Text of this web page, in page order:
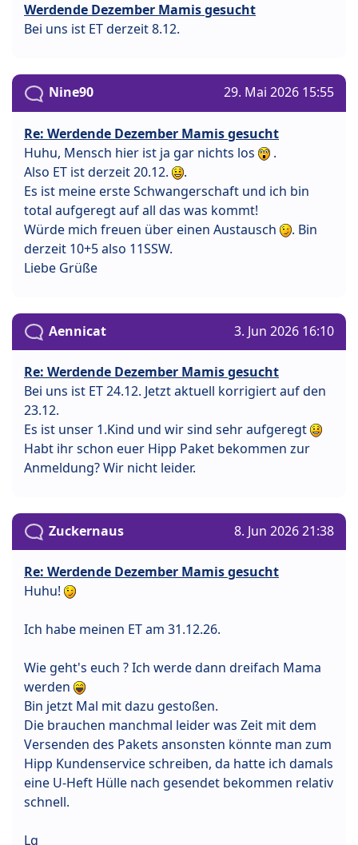
Werdende Dezember Mamis gesucht
Bei uns ist ET derzeit 8.12.
Nine90 29. Mai 2026 15:55
Re: Werdende Dezember Mamis gesucht
Huhu, Mensch hier ist ja gar nichts los
.
Also ET ist derzeit 20.12.
.
Es ist meine erste Schwangerschaft und ich bin
total aufgeregt auf all das was kommt!
Würde mich freuen über einen Austausch
. Bin
derzeit 10+5 also 11SSW.
Liebe Grüße
Aennicat 3. Jun 2026 16:10
Re: Werdende Dezember Mamis gesucht
Bei uns ist ET 24.12. Jetzt aktuell korrigiert auf den
23.12.
Es ist unser 1.Kind und wir sind sehr aufgeregt
Habt ihr schon euer Hipp Paket bekommen zur
Anmeldung? Wir nicht leider.
Zuckernaus 8. Jun 2026 21:38
Re: Werdende Dezember Mamis gesucht
Huhu!
Ich habe meinen ET am 31.12.26.
Wie geht's euch ? Ich werde dann dreifach Mama
werden
Bin jetzt Mal mit dazu gestoßen.
Die brauchen manchmal leider was Zeit mit dem
Versenden des Pakets ansonsten könnte man zum
Hipp Kundenservice schreiben, da hatte ich damals
eine U-Heft Hülle nach gesendet bekommen relativ
schnell.
Lg